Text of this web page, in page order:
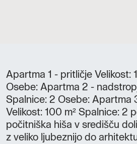
Apartma 1 - pritličje Velikost:
Osebe: Apartma 2 -
Spalnice: 2 Osebe: Apartma
Velikost: 100 m² Spalnice: 2
počitniška hiša v središču
z veliko ljubeznijo do